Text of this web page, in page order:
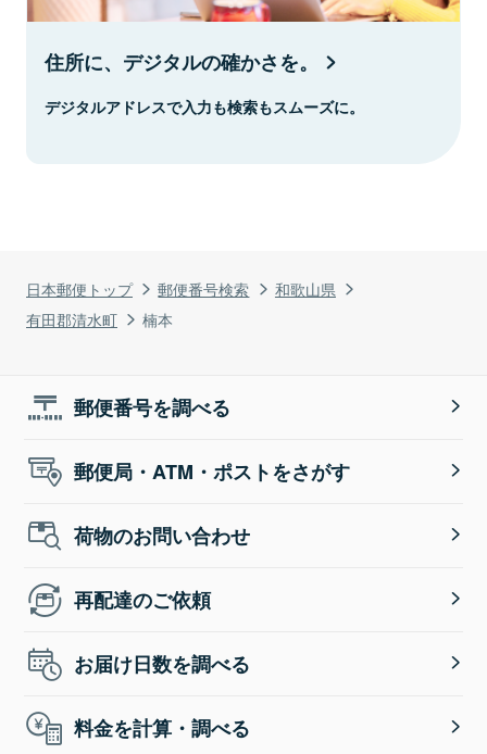
日本郵便トップ 郵便番号検索
和歌山県
有田郡清水町
楠本
住所に、デジタルの確かさを。
デジタルアドレスで入力も検索もスムーズに。
郵便番号を調べる
郵便局・ATM・ポストをさがす
荷物のお問い合わせ
再配達のご依頼
お届け日数を調べる
料金を計算・調べる